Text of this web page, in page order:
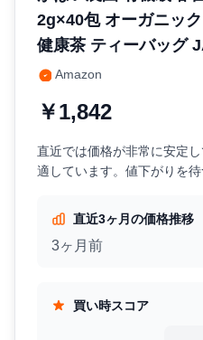
2g×40包 オーガニッ
健康茶 ティーバッグ
Amazon
￥1,842
直近では価格が非常に安定
適しています。値下がりを
直近3ヶ月の価格推移
3ヶ月前
買い時スコア